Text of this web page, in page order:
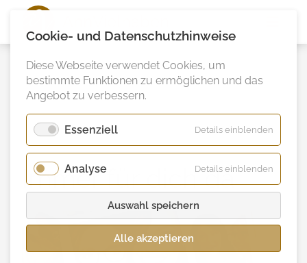
Immer für dich da
Cookie- und Datenschutzhinweise
Diese Webseite verwendet Cookies, um
bestimmte Funktionen zu ermöglichen und das
Angebot zu verbessern.
Essenziell Details einblenden
Analyse Details einblenden
Analyse
Auswahl speichern
Alle akzeptieren